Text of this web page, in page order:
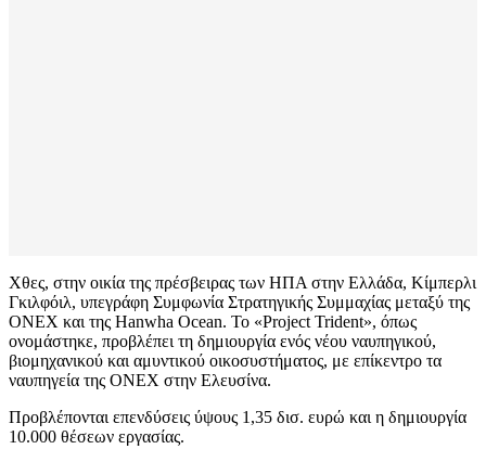
Χθες, στην οικία της πρέσβειρας των ΗΠΑ στην Ελλάδα, Κίμπερλι
Γκιλφόιλ, υπεγράφη Συμφωνία Στρατηγικής Συμμαχίας μεταξύ της
ONEX και της Hanwha Ocean. Το «Project Trident», όπως
ονομάστηκε, προβλέπει τη δημιουργία ενός νέου ναυπηγικού,
βιομηχανικού και αμυντικού οικοσυστήματος, με επίκεντρο τα
ναυπηγεία της ΟΝΕΧ στην Ελευσίνα.
Προβλέπονται επενδύσεις ύψους 1,35 δισ. ευρώ και η δημιουργία
10.000 θέσεων εργασίας.